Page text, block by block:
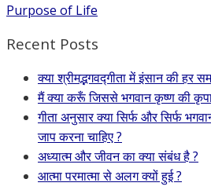
Purpose of Life
Recent Posts
क्या श्रीमद्भगवद्गीता में इंसान की हर
मैं क्या करूँ जिससे भगवान कृष्ण की
गीता अनुसार क्या सिर्फ और सिर्फ
जाप करना चाहिए ?
अध्यात्म और जीवन का क्या संबंध है ?
आत्मा परमात्मा से अलग क्यों हुई ?